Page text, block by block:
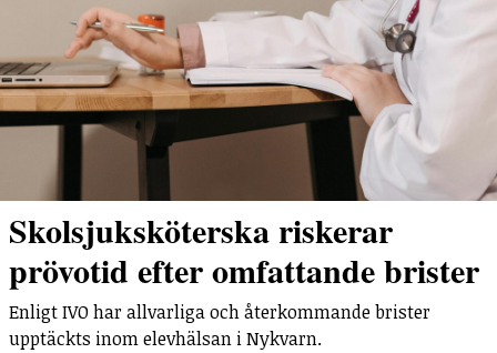
Skolsjuksköterska riskerar
prövotid efter omfattande brister
Enligt IVO har allvarliga och återkommande brister
upptäckts inom elevhälsan i Nykvarn.